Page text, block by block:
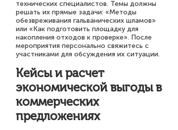
технических специалистов. Темы должны
решать их прямые задачи: «Методы
обезвреживания гальванических шламов»
или «Как подготовить площадку для
накопления отходов к проверке». После
мероприятия персонально свяжитесь с
участниками для обсуждения их ситуации.
Кейсы и расчет
экономической выгоды в
коммерческих
предложениях